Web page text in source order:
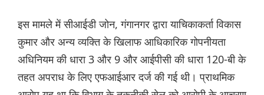
इस मामले में सीआईडी जोन, गंगानगर द्वारा याचिकाकर्ता विकास
कुमार और अन्य व्यक्ति के खिलाफ आधिकारिक गोपनीयता
अधिनियम की धारा 3 और 9 और आईपीसी की धारा 120-बी के
तहत अपराध के लिए एफआईआर दर्ज की गई थी। प्राथमिक